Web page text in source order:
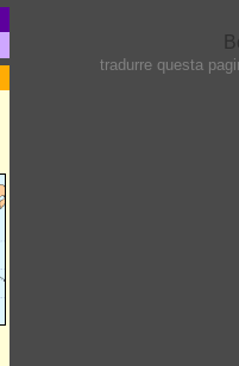
tradurre questa